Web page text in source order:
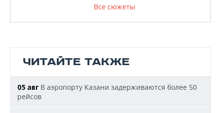
Все сюжеты
ЧИТАЙТЕ ТАКЖЕ
05 авг В аэропорту Казани задерживаются более 50
рейсов